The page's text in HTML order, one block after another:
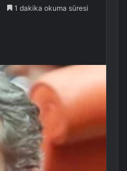
1 dakika okuma süresi